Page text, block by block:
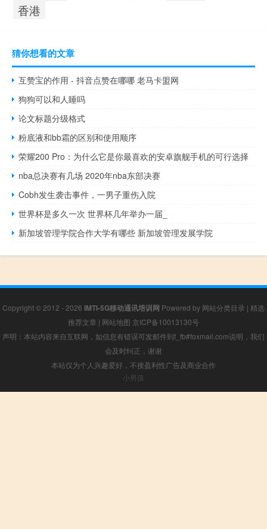
香港
猜你想看的文章
互赞宝的作用 - 抖音点赞在哪哪 老马卡盟网
狗狗可以和人睡吗
论文标题分级格式
粉底液和bb霜的区别和使用顺序
荣耀200 Pro：为什么它是你最喜欢的安卓旗舰手机的可行选择
nba总决赛有几场 2020年nba东部决赛
Cobh发生袭击事件，一男子重伤入院
世界杯是多久一次 世界杯几年举办一届_
新加坡管理学院合作大学有哪些 新加坡管理发展学院
Copyright © 2012 - 2026 IMTI-5G移动通讯培训网 Powered by 网站分类目录 | 精选
推荐文章 | 网站地图 京ICP备10013130号
声明：本站内容来自互联网，如信息有错误可发邮件到f_fb#foxmail.com说明，我们
会及时纠正，谢谢
本站仅为个人兴趣爱好，不接盈利性广告及商业合作
小男孩